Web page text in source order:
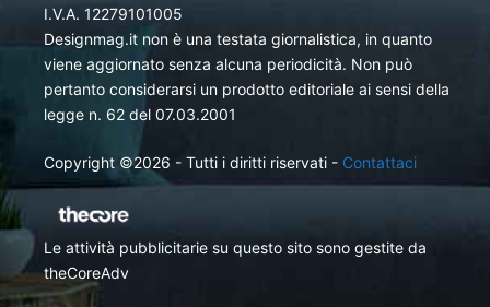
I.V.A. 12279101005
Designmag.it non è una testata giornalistica, in quanto
viene aggiornato senza alcuna periodicità. Non può
pertanto considerarsi un prodotto editoriale ai sensi della
legge n. 62 del 07.03.2001
Copyright ©2026 - Tutti i diritti riservati - Contattaci
Le attività pubblicitarie su questo sito sono gestite da
theCoreAdv